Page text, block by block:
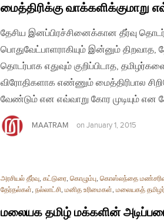
மைத்திரிக்கு வாக்களிக்குமாறு
தேசிய இனப்பிரச்சினைக்கான தீர்வு
பொதுவேட்பாளராகியும் இன்னும் திறவாத,
தொடர்பாக எதுவும் குறிப்பிடாத,
விரோதிகளாக எண்ணும் மைத்திரிபால
வேண்டும் என எவ்வாறு கோர முடியும் என
MAATRAM on January 1, 2015
அரசியல் தீர்வு, கட்டுரை, கொழும்பு, கொஸ்லந்தை
தேர்தல்கள், நல்லாட்சி, மனித உரிமைகள், மலையகத்
மலையக தமிழ் மக்களின்